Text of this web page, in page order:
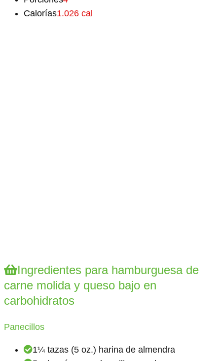
Calorías1.026 cal
Ingredientes para hamburguesa de
carne molida y queso bajo en
carbohidratos
Panecillos
1¼ tazas (5 oz.) harina de almendra